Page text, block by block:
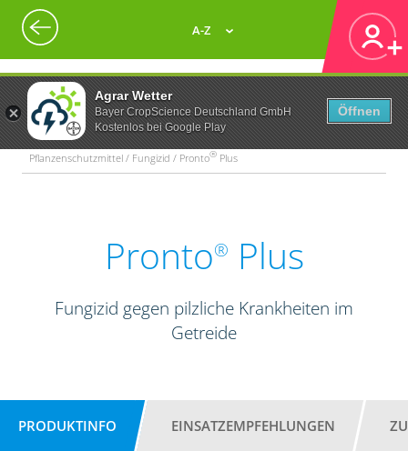
Agrar Wetter
Bayer CropScience Deutschland GmbH
Kostenlos bei Google Play
Öffnen
A-Z
Pflanzenschutzmittel / Fungizid / Pronto® Plus
Pronto® Plus
Fungizid gegen pilzliche Krankheiten im
Getreide
PRODUKTINFO EINSATZEMPFEHLUNGEN